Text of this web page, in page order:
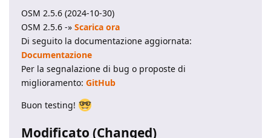
OSM 2.5.6 (2024-10-30)
OSM 2.5.6 -» Scarica ora
Di seguito la documentazione aggiornata:
Documentazione
Per la segnalazione di bug o proposte di
miglioramento: GitHub
Buon testing!
Modificato (Changed)